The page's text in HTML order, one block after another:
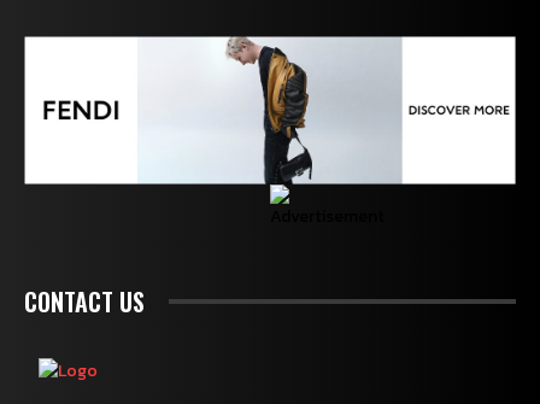
CONTACT US